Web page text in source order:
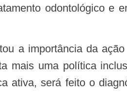
odontológico e
mais uma política
ativa, será feito o